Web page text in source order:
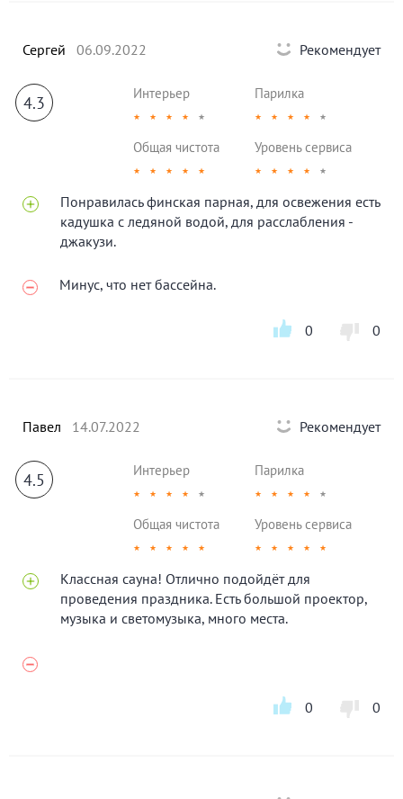
Сергей 06.09.2022 Рекомендует
4.3 Интерьер
★ ★ ★ ★ ★
Парилка
★ ★ ★ ★ ★
Общая чистота
★ ★ ★ ★ ★
Уровень сервиса
★ ★ ★ ★ ★
Понравилась финская парная, для освежения есть
кадушка с ледяной водой, для расслабления -
джакузи.
Минус, что нет бассейна.
0 0
Павел 14.07.2022 Рекомендует
4.5 Интерьер
★ ★ ★ ★ ★
Парилка
★ ★ ★ ★ ★
Общая чистота
★ ★ ★ ★ ★
Уровень сервиса
★ ★ ★ ★ ★
Классная сауна! Отлично подойдёт для
проведения праздника. Есть большой проектор,
музыка и светомузыка, много места.
0 0